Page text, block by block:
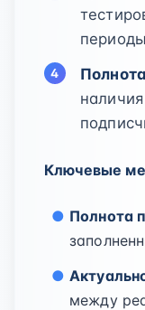
периоды
Ключевые
Полнота
между